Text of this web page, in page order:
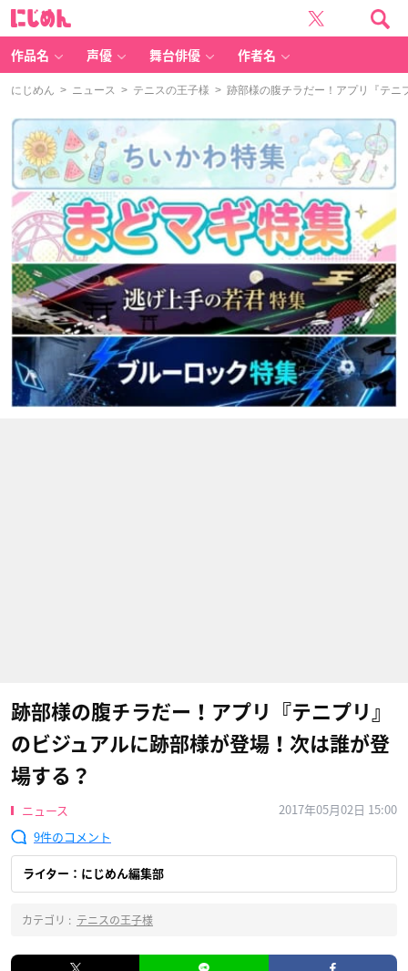
作品名 声優 舞台俳優 作者名
にじめん > ニュース > テニスの王子様 > 跡部様の腹チラだー！アプリ『テニ
跡部様の腹チラだー！アプリ『テニプリ』
のビジュアルに跡部様が登場！次は誰が登
場する？
ニュース
2017年05月02日 15:00
9
ライター：にじめん編集部
カテゴリ : テニスの王子様